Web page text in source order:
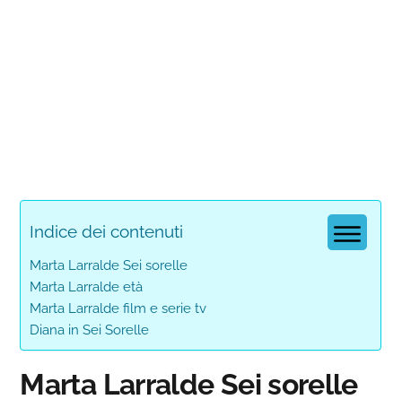
Indice dei contenuti
Marta Larralde Sei sorelle
Marta Larralde età
Marta Larralde film e serie tv
Diana in Sei Sorelle
Marta Larralde Sei sorelle